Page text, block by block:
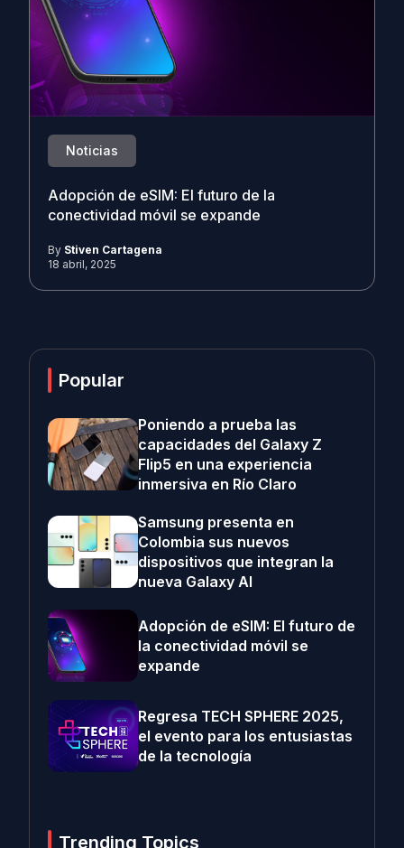
Noticias
Adopción de eSIM: El futuro de la
conectividad móvil se expande
By Stiven Cartagena
18 abril, 2025
Popular
Poniendo a prueba las
capacidades del Galaxy Z
Flip5 en una experiencia
inmersiva en Río Claro
Samsung presenta en
Colombia sus nuevos
dispositivos que integran la
nueva Galaxy AI
Adopción de eSIM: El futuro de
la conectividad móvil se
expande
Regresa TECH SPHERE 2025,
el evento para los entusiastas
de la tecnología
Trending Topics